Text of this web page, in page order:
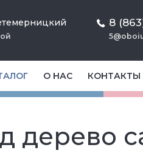
8
О НАС КОНТАКТЫ
дерево